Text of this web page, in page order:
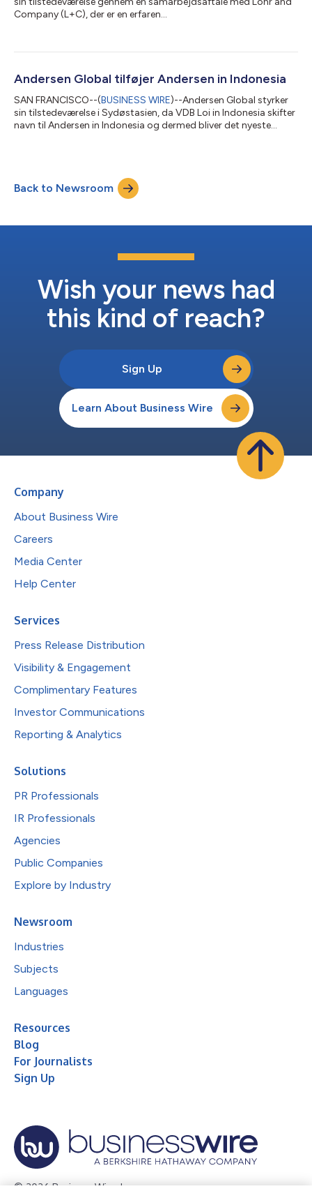
Company (L+C), der er en erfaren
skatteforhold, global mobilitet og transfer pricing. L+C har
store multinationale selskaber, familieejede virksomheder,
familievirksomheder, fonde og formuende privatpe...
Andersen Global tilføjer Andersen in Indonesia
SAN FRANCISCO--(BUSINESS WIRE)--Andersen Global styrker
sin tilstedeværelse i Sydøstasien, da VDB Loi in Indonesia skifter
navn til Andersen in Indonesia og dermed bliver det nyeste
aktive på det indonesiske marked. Firmaet kombinerer årtiers
markedserfaring med en praktisk tilgang, der fokuserer på at
Back to Newsroom
Wish your news had
this kind of reach?
Sign Up
Learn About Business Wire
Company
About Business Wire
Careers
Media Center
Help Center
Services
Press Release Distribution
Visibility & Engagement
Complimentary Features
Investor Communications
Reporting & Analytics
Solutions
PR Professionals
IR Professionals
Agencies
Public Companies
Explore by Industry
Newsroom
Industries
Subjects
Languages
Resources
Blog
For Journalists
Sign Up
© 2026 Business Wire, Inc.